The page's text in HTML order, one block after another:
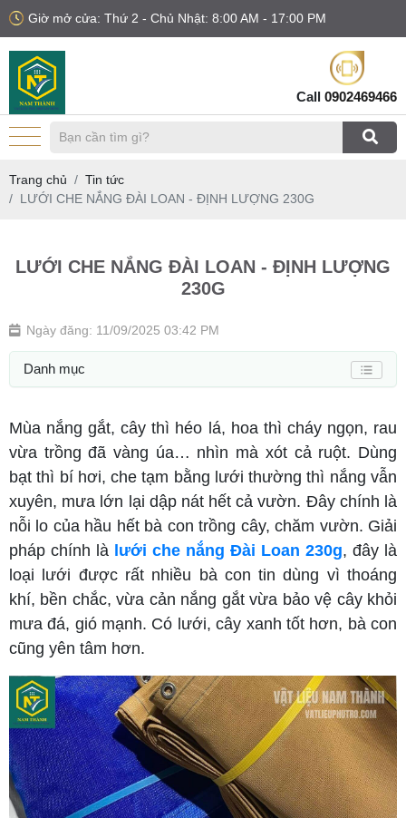
Giờ mở cửa: Thứ 2 - Chủ Nhật: 8:00 AM - 17:00 PM
Call 0902469466
Trang chủ
Tin tức
LƯỚI CHE NẮNG ĐÀI LOAN - ĐỊNH LƯỢNG 230G
LƯỚI CHE NẮNG ĐÀI LOAN - ĐỊNH LƯỢNG
230G
Ngày đăng: 11/09/2025 03:42 PM
Danh mục
Mùa nắng gắt, cây thì héo lá, hoa thì cháy ngọn, rau
vừa trồng đã vàng úa… nhìn mà xót cả ruột. Dùng
bạt thì bí hơi, che tạm bằng lưới thường thì nắng vẫn
xuyên, mưa lớn lại dập nát hết cả vườn. Đây chính là
nỗi lo của hầu hết bà con trồng cây, chăm vườn. Giải
pháp chính là lưới che nắng Đài Loan 230g, đây là
loại lưới được rất nhiều bà con tin dùng vì thoáng
khí, bền chắc, vừa cản nắng gắt vừa bảo vệ cây khỏi
mưa đá, gió mạnh. Có lưới, cây xanh tốt hơn, bà con
cũng yên tâm hơn.